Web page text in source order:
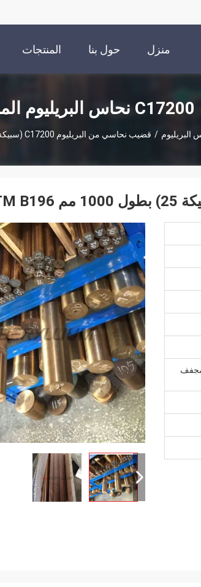
منزل حول بنا المنتجات
C17200 نحاس البريليوم المنتجات
/ قضيب نحاسي من البريليوم C17200 (سبيكة 25) بطول 1000 مم ASTM B196
مجفف